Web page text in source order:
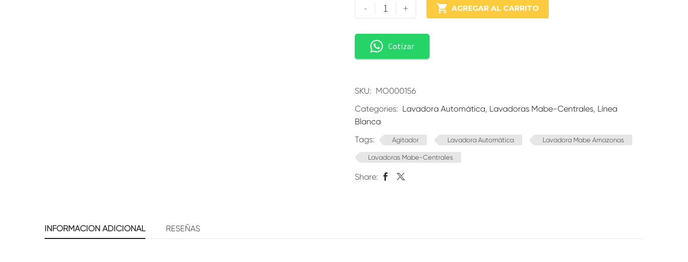
- +  AGREGAR AL CARRITO
Cotizar
SKU: MO000156
Categories: Lavadora Automática Lavadoras Mabe-Centrales Línea
Blanca
Tags:
Agitador Lavadora Automática Lavadora Mabe Amazonas
Lavadoras Mabe-Centrales
Share:
INFORMACIÓN ADICIONAL RESEÑAS